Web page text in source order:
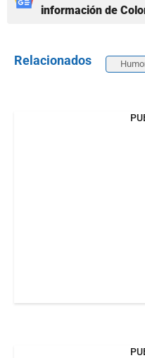
información de
Relacionados